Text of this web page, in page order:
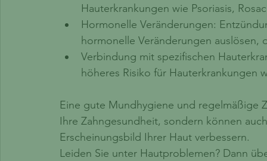
Hauterkrankungen wie Psoriasis,
Hormonelle Veränderungen:
hormonelle Veränderungen
Verbindung mit spezifischen
höheres Risiko für Hauterkrankungen
Eine gute Mundhygiene und regelmäßige
Ihre Zahngesundheit, sondern können
Erscheinungsbild Ihrer Haut verbessern.
Leiden Sie unter Hautproblemen? Dann